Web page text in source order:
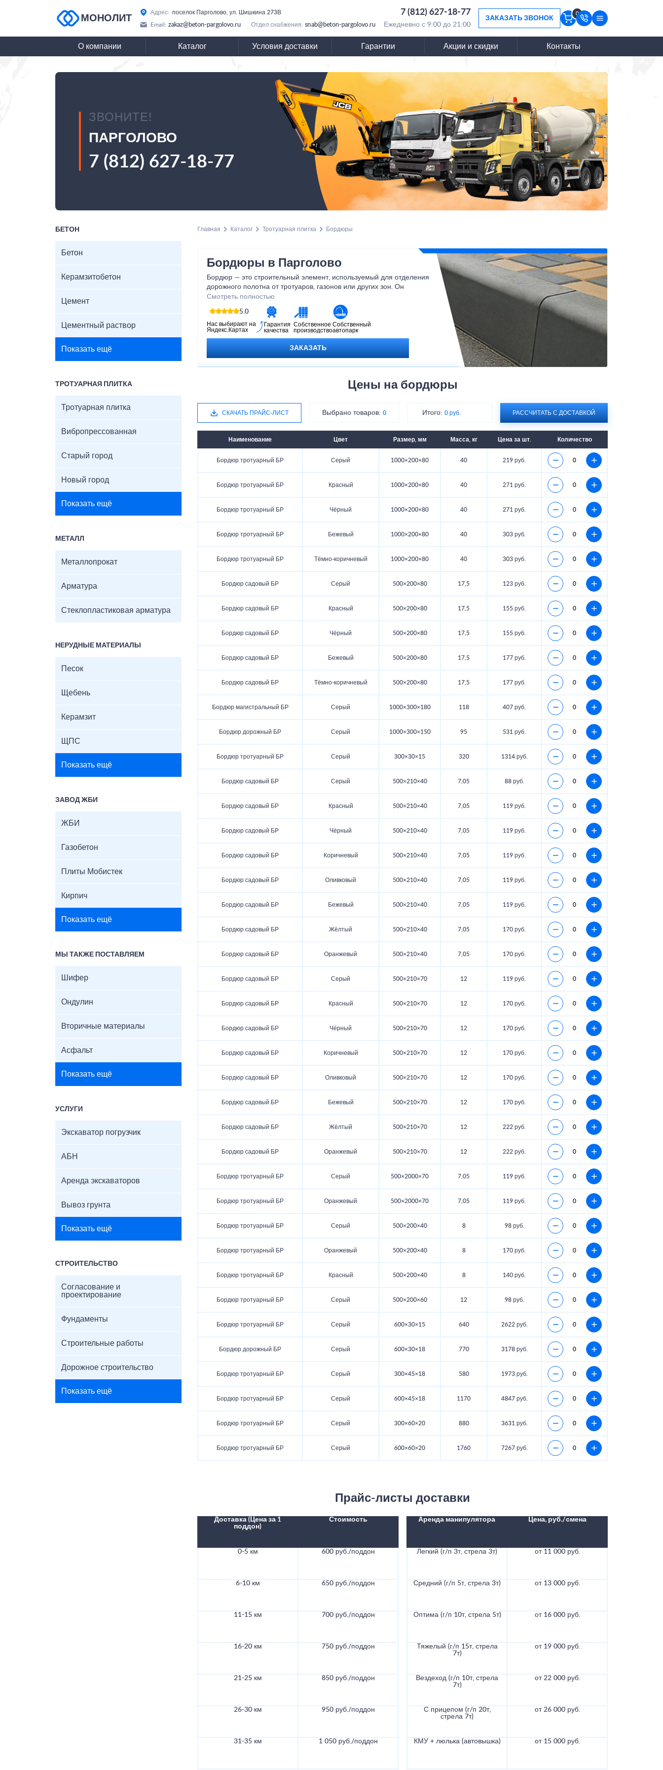
МОНОЛИТ
Адрес: поселок Парголово, ул. Шишкина 273В 7 (812) 627-18-77
Email: zakaz@beton-pargolovo.ru Отдел снабжения: snab@beton-pargolovo.ru Ежедневно с 9:00 до 21:00
ЗАКАЗАТЬ ЗВОНОК
0
О компании Каталог Условия доставки Гарантии Акции и скидки Контакты
ЗВОНИТЕ!
ПАРГОЛОВО
7 (812) 627-18-77
БЕТОН
Бетон
Керамзитобетон
Цемент
Цементный раствор
Показать ещё
ТРОТУАРНАЯ ПЛИТКА
Тротуарная плитка
Вибропрессованная
Старый город
Новый город
Показать ещё
МЕТАЛЛ
Металлопрокат
Арматура
Стеклопластиковая арматура
НЕРУДНЫЕ МАТЕРИАЛЫ
Песок
Щебень
Керамзит
ЩПС
Показать ещё
ЗАВОД ЖБИ
ЖБИ
Газобетон
Плиты Мобистек
Кирпич
Показать ещё
МЫ ТАКЖЕ ПОСТАВЛЯЕМ
Шифер
Ондулин
Вторичные материалы
Асфальт
Показать ещё
УСЛУГИ
Экскаватор погрузчик
АБН
Аренда экскаваторов
Вывоз грунта
Показать ещё
СТРОИТЕЛЬСТВО
Согласование и
проектирование
Фундаменты
Строительные работы
Дорожное строительство
Показать ещё
Главная Каталог Тротуарная плитка Бордюры
Бордюры в Парголово
Бордюр — это строительный элемент, используемый для отделения
дорожного полотна от тротуаров, газонов или других зон. Он
выполняет не только декоративную, но и важную функциональную
роль: удерживает края покрытия, предотвращает сползание грунта и
обеспечивает аккуратный внешний вид территории. Благодаря
бордюрам пространство становится более структурированным и
безопасным.
Смотреть полностью
5.0
Нас выбирают на
Яндекс.Картах
Гарантия
качества
Собственное
производство
Собственный
автопарк
ЗАКАЗАТЬ
Цены на бордюры
СКАЧАТЬ ПРАЙС-ЛИСТ Выбрано товаров: 0 Итого:0 руб. РАССЧИТАТЬ С ДОСТАВКОЙ
Наименование Цвет Размер, мм Масса, кг Цена за шт. Количество
Бордюр тротуарный БР Серый 1000×200×80 40 219 руб.
Бордюр тротуарный БР Красный 1000×200×80 40 271 руб.
Бордюр тротуарный БР Чёрный 1000×200×80 40 271 руб.
Бордюр тротуарный БР Бежевый 1000×200×80 40 303 руб.
Бордюр тротуарный БР Тёмно-коричневый 1000×200×80 40 303 руб.
Бордюр садовый БР Серый 500×200×80 17,5 123 руб.
Бордюр садовый БР Красный 500×200×80 17,5 155 руб.
Бордюр садовый БР Чёрный 500×200×80 17,5 155 руб.
Бордюр садовый БР Бежевый 500×200×80 17,5 177 руб.
Бордюр садовый БР Тёмно-коричневый 500×200×80 17,5 177 руб.
Бордюр магистральный БР Серый 1000×300×180 118 407 руб.
Бордюр дорожный БР Серый 1000×300×150 95 531 руб.
Бордюр тротуарный БР Серый 300×30×15 320 1314 руб.
Бордюр садовый БР Серый 500×210×40 7,05 88 руб.
Бордюр садовый БР Красный 500×210×40 7,05 119 руб.
Бордюр садовый БР Чёрный 500×210×40 7,05 119 руб.
Бордюр садовый БР Коричневый 500×210×40 7,05 119 руб.
Бордюр садовый БР Оливковый 500×210×40 7,05 119 руб.
Бордюр садовый БР Бежевый 500×210×40 7,05 119 руб.
Бордюр садовый БР Жёлтый 500×210×40 7,05 170 руб.
Бордюр садовый БР Оранжевый 500×210×40 7,05 170 руб.
Бордюр садовый БР Серый 500×210×70 12 119 руб.
Бордюр садовый БР Красный 500×210×70 12 170 руб.
Бордюр садовый БР Чёрный 500×210×70 12 170 руб.
Бордюр садовый БР Коричневый 500×210×70 12 170 руб.
Бордюр садовый БР Оливковый 500×210×70 12 170 руб.
Бордюр садовый БР Бежевый 500×210×70 12 170 руб.
Бордюр садовый БР Жёлтый 500×210×70 12 222 руб.
Бордюр садовый БР Оранжевый 500×210×70 12 222 руб.
Бордюр тротуарный БР Серый 500×2000×70 7,05 119 руб.
Бордюр тротуарный БР Оранжевый 500×2000×70 7,05 119 руб.
Бордюр тротуарный БР Серый 500×200×40 8 98 руб.
Бордюр тротуарный БР Оранжевый 500×200×40 8 170 руб.
Бордюр тротуарный БР Красный 500×200×40 8 140 руб.
Бордюр тротуарный БР Серый 500×200×60 12 98 руб.
Бордюр тротуарный БР Серый 600×30×15 640 2622 руб.
Бордюр дорожный БР Серый 600×30×18 770 3178 руб.
Бордюр тротуарный БР Серый 300×45×18 580 1973 руб.
Бордюр тротуарный БР Серый 600×45×18 1170 4847 руб.
Бордюр тротуарный БР Серый 300×60×20 880 3631 руб.
Бордюр тротуарный БР Серый 600×60×20 1760 7267 руб.
Прайс-листы доставки
Доставка (Цена за 1
поддон)
Стоимость
0-5 км 600 руб./поддон
6-10 км 650 руб./поддон
11-15 км 700 руб./поддон
16-20 км 750 руб./поддон
21-25 км 850 руб./поддон
26-30 км 950 руб./поддон
31-35 км 1 050 руб./поддон
Аренда манипулятора Цена, руб./смена
Легкий (г/п 3т, стрела 3т) от 11 000 руб.
Средний (г/п 5т, стрела 3т) от 13 000 руб.
Оптима (г/п 10т, стрела 5т) от 16 000 руб.
Тяжелый (г/п 15т, стрела
7т)
от 19 000 руб.
Вездеход (г/п 10т, стрела
7т)
от 22 000 руб.
С прицепом (г/п 20т,
стрела 7т)
от 26 000 руб.
КМУ + люлька (автовышка) от 15 000 руб.